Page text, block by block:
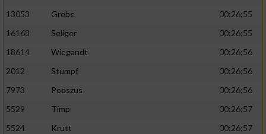
13053
Grebe
00:26:55
16168
Seliger
00:26:55
18614
Wiegandt
00:26:56
2012
Stumpf
00:26:56
7973
Podszus
00:26:56
5529
Timp
00:26:57
5524
Krutt
00:26:57